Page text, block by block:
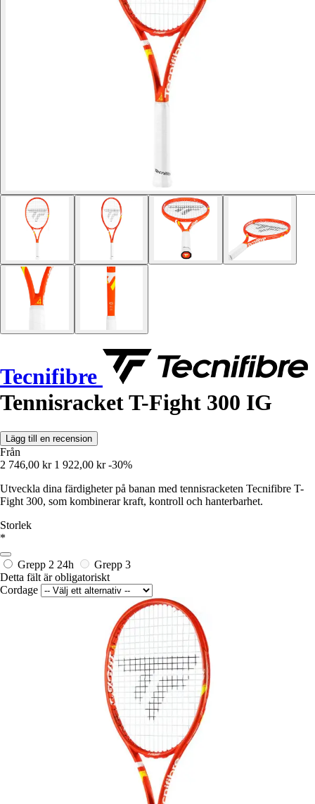
Tecnifibre
Tennisracket T-Fight 300 IG
Lägg till en recension
Från
2 746,00 kr 1 922,00 kr -30%
Utveckla dina färdigheter på banan med tennisracketen Tecnifibre T-
Fight 300, som kombinerar kraft, kontroll och hanterbarhet.
Storlek
*
Grepp 2 24h
Grepp 3
Detta fält är obligatoriskt
Cordage